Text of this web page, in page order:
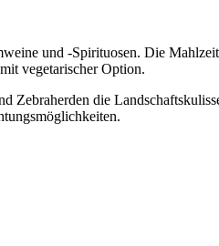
und -Spirituosen. Die
vegetarischer Option.
die